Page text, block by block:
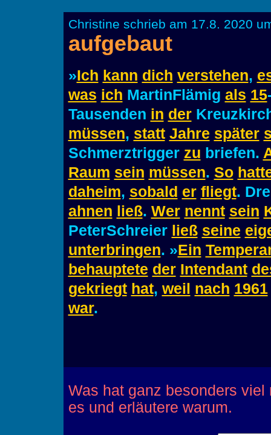
Christine schrieb am 17.8. 2020
aufgebaut
»Ich kann dich verstehen,
was ich MartinFlämig als 15
Tausenden in der
müssen, statt Jahre später
Schmerztrigger zu briefen.
Raum sein müssen. So
daheim, sobald er fliegt.
ahnen ließ. Wer nennt sein
PeterSchreier ließ seine
unterbringen. »Ein
behauptete der Intendant
gekriegt hat, weil nach 1961
war.
Was hat ganz besonders
es und erläutere warum.